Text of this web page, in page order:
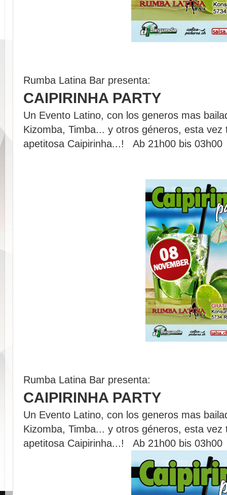
Rumba Latina Bar presenta:
CAIPIRINHA PARTY
Un Evento Latino, con los generos mas
Kizomba, Timba... y otros géneros, esta
apetitosa Caipirinha...! Ab 21h00 bis 03h00
Rumba Latina Bar presenta:
CAIPIRINHA PARTY
Un Evento Latino, con los generos mas
Kizomba, Timba... y otros géneros, esta
apetitosa Caipirinha...! Ab 21h00 bis 03h00